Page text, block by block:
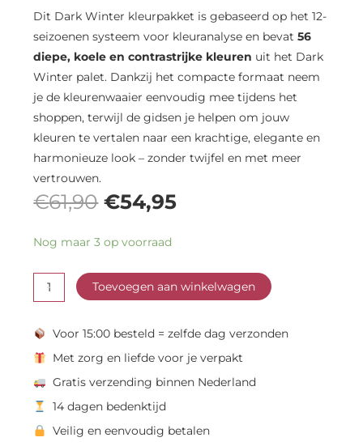
Dit Dark Winter kleurpakket is gebaseerd op het 12-
seizoenen systeem voor kleuranalyse en bevat56
diepe, koele en contrastrijke kleuren uit het Dark
Winter palet. Dankzij het compacte formaat neem
je de kleurenwaaier eenvoudig mee tijdens het
shoppen, terwijl de gidsen je helpen om jouw
kleuren te vertalen naar een krachtige, elegante en
harmonieuze look – zonder twijfel en met meer
vertrouwen.
€61,90 Oorspronkelijke
was:
€54,95Huidige
Nog maar 3 op voorraad
-
Winter
Collection
aantal
Toevoegen aan winkelwagen
Voor 15:00 besteld = zelfde dag verzonden
Met zorg en liefde voor je verpakt
Gratis verzending binnen Nederland
14 dagen bedenktijd
Veilig en eenvoudig betalen